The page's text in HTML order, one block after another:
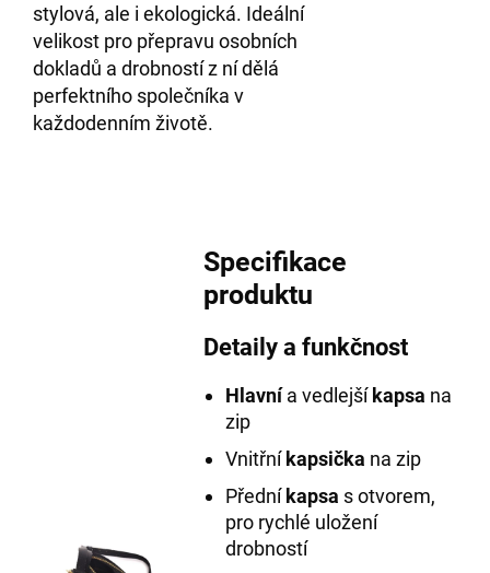
stylová, ale i ekologická. Ideální
velikost pro přepravu osobních
dokladů a drobností z ní dělá
perfektního společníka v
každodenním životě.
Specifikace
produktu
Detaily a funkčnost
Hlavnía vedlejší kapsa na
zip
Vnitřní kapsička na zip
Přední kapsa s otvorem,
pro rychlé uložení
drobností